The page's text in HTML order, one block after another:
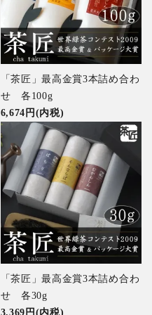
「茶匠」最高金賞3本詰め合わ
せ 各100g
6,674円(内税)
「茶匠」最高金賞3本詰め合わ
せ 各30g
3,369円(内税)